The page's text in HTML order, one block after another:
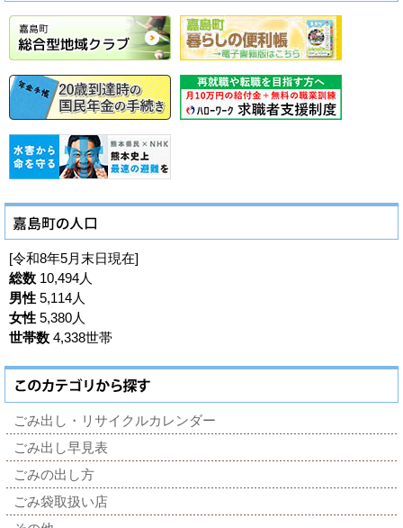
[令和8年5月末日現在]
総数 10,494人
男性 5,114人
女性 5,380人
世帯数 4,338世帯
ごみ出し・リサイクルカレンダー
ごみ出し早見表
ごみの出し方
ごみ袋取扱い店